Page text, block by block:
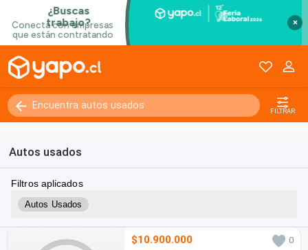
×
FILTRAR
Autos usados
Filtros aplicados
Autos Usados
$10.900.000
0